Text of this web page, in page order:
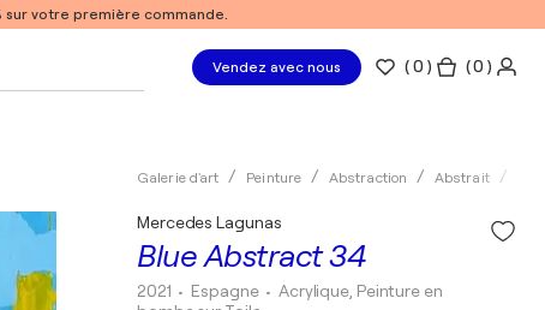
sur votre première commande.
Vendez avec nous (0 ) ( 0 )
Galerie d'art Peinture Abstraction Abstrait
Blue Abstract 34
Mercedes Lagunas
2021 • Espagne • Acrylique, Peinture en